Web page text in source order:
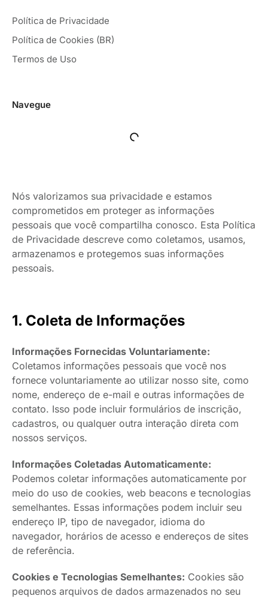
Política de Privacidade
Política de Cookies (BR)
Termos de Uso
Navegue
Nós valorizamos sua privacidade e estamos
comprometidos em proteger as informações
pessoais que você compartilha conosco. Esta Política
de Privacidade descreve como coletamos, usamos,
armazenamos e protegemos suas informações
pessoais.
1. Coleta de Informações
Informações Fornecidas Voluntariamente:
Coletamos informações pessoais que você nos
fornece voluntariamente ao utilizar nosso site, como
nome, endereço de e-mail e outras informações de
contato. Isso pode incluir formulários de inscrição,
cadastros, ou qualquer outra interação direta com
nossos serviços.
Informações Coletadas Automaticamente:
Podemos coletar informações automaticamente por
meio do uso de cookies, web beacons e tecnologias
semelhantes. Essas informações podem incluir seu
endereço IP, tipo de navegador, idioma do
navegador, horários de acesso e endereços de sites
de referência.
Cookies e Tecnologias Semelhantes: Cookies são
pequenos arquivos de dados armazenados no seu